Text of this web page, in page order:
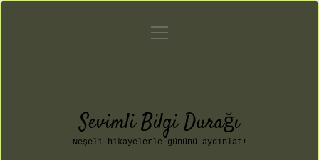
Gizlilik Politikası
menüyü
Sevimli Bilgi Durağı
Neşeli hikayelerle gününü aydınlat!